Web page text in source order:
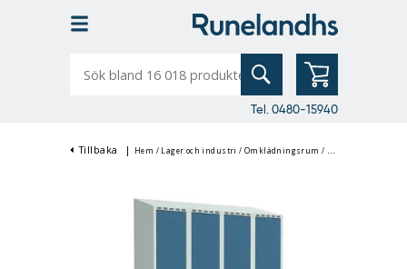
bland
Tel. 0480-15940
Tillbaka | Hem / Lager och industri / Omklädningsrum /